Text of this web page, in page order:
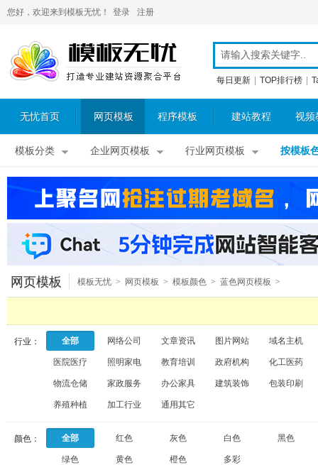
您好，欢迎来到模板无忧！ 登录 注册
每日更新 TOP排行榜
无忧首页 网页模板 程序模板 建站教程 视频
模板分类 企业网页模板 行业网页模板 按模板
网页模板 模板无忧 > 网页模板 > 模板颜色 > 蓝色网页模板 >
行业： 全部 网络公司 文章资讯 图片网站 域名主机
医院医疗 照明家电 教育培训 政府机构 化工医药
物流仓储 家政服务 办公家具 建筑装饰 包装印刷
养殖种植 加工行业 通用其它
颜色： 全部 红色 灰色 白色 黑色
绿色 黄色 橙色 多彩